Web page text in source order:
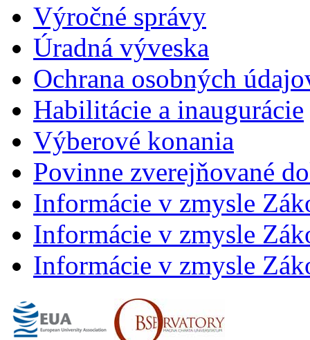
Výročné správy
Úradná výveska
Ochrana osobných
Habilitácie a inaugurácie
Výberové konania
Povinne zverejňované
Informácie v zmysle
Informácie v zmysle
Informácie v zmysle